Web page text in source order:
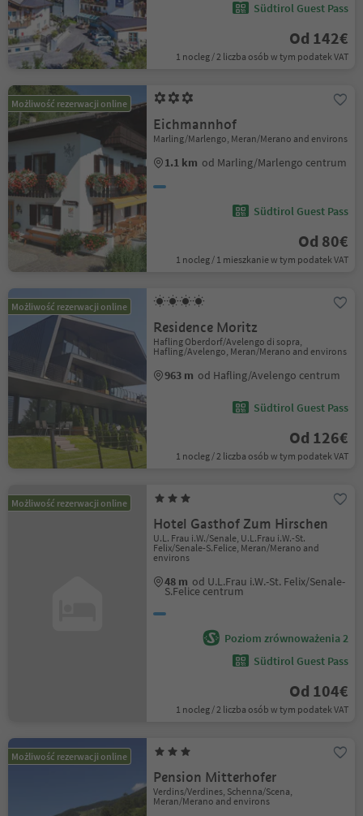
Südtirol Guest Pass
Od 142€
1 nocleg / 2 liczba osób w tym podatek VAT
Możliwość rezerwacji online
Eichmannhof
Marling/Marlengo, Meran/Merano and environs
1.1 km od Marling/Marlengo centrum
Südtirol Guest Pass
Od 80€
1 nocleg / 1 mieszkanie w tym podatek VAT
Możliwość rezerwacji online
Residence Moritz
Hafling Oberdorf/Avelengo di sopra,
Hafling/Avelengo, Meran/Merano and environs
963 m od Hafling/Avelengo centrum
Südtirol Guest Pass
Od 126€
1 nocleg / 2 liczba osób w tym podatek VAT
Możliwość rezerwacji online
Hotel Gasthof Zum Hirschen
U.L. Frau i.W./Senale, U.L.Frau i.W.-St.
Felix/Senale-S.Felice, Meran/Merano and
environs
48 m od U.L.Frau i.W.-St. Felix/Senale-
S.Felice centrum
Poziom zrównoważenia 2
Südtirol Guest Pass
Od 104€
1 nocleg / 2 liczba osób w tym podatek VAT
Możliwość rezerwacji online
Pension Mitterhofer
Verdins/Verdines, Schenna/Scena,
Meran/Merano and environs